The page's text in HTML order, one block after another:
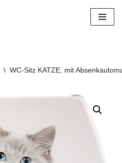
\ WC-Sitz KATZE, mit